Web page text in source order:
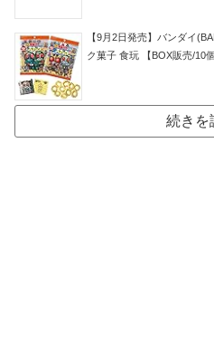
【9月2日発売】バンダイ
ク菓子 食玩 【BOX販売/10
続きを